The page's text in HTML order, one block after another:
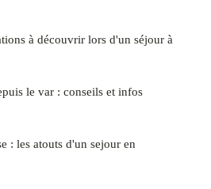
à découvrir lors d'un séjour à
le var : conseils et infos
: les atouts d'un sejour en